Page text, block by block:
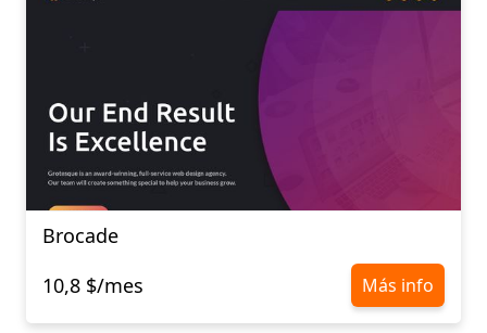
Brocade
10,8 $/mes
Más info